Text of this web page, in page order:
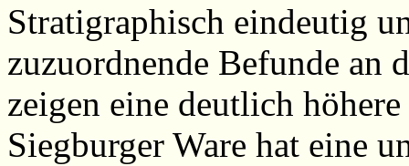
Stratigraphisch eindeutig
zuzuordnende Befunde an
zeigen eine deutlich
Siegburger Ware hat eine